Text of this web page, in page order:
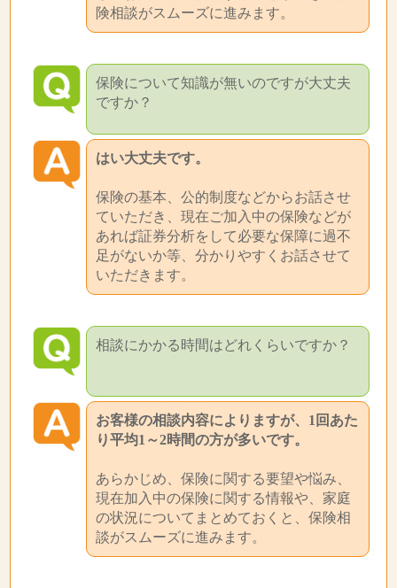
険相談がスムーズに進みます。
保険について知識が無いのですが大丈夫
ですか？
はい大丈夫です。
保険の基本、公的制度などからお話させ
ていただき、現在ご加入中の保険などが
あれば証券分析をして必要な保障に過不
足がないか等、分かりやすくお話させて
いただきます。
相談にかかる時間はどれくらいですか？
お客様の相談内容によりますが、1回あた
り平均1～2時間の方が多いです。
あらかじめ、保険に関する要望や悩み、
現在加入中の保険に関する情報や、家庭
の状況についてまとめておくと、保険相
談がスムーズに進みます。